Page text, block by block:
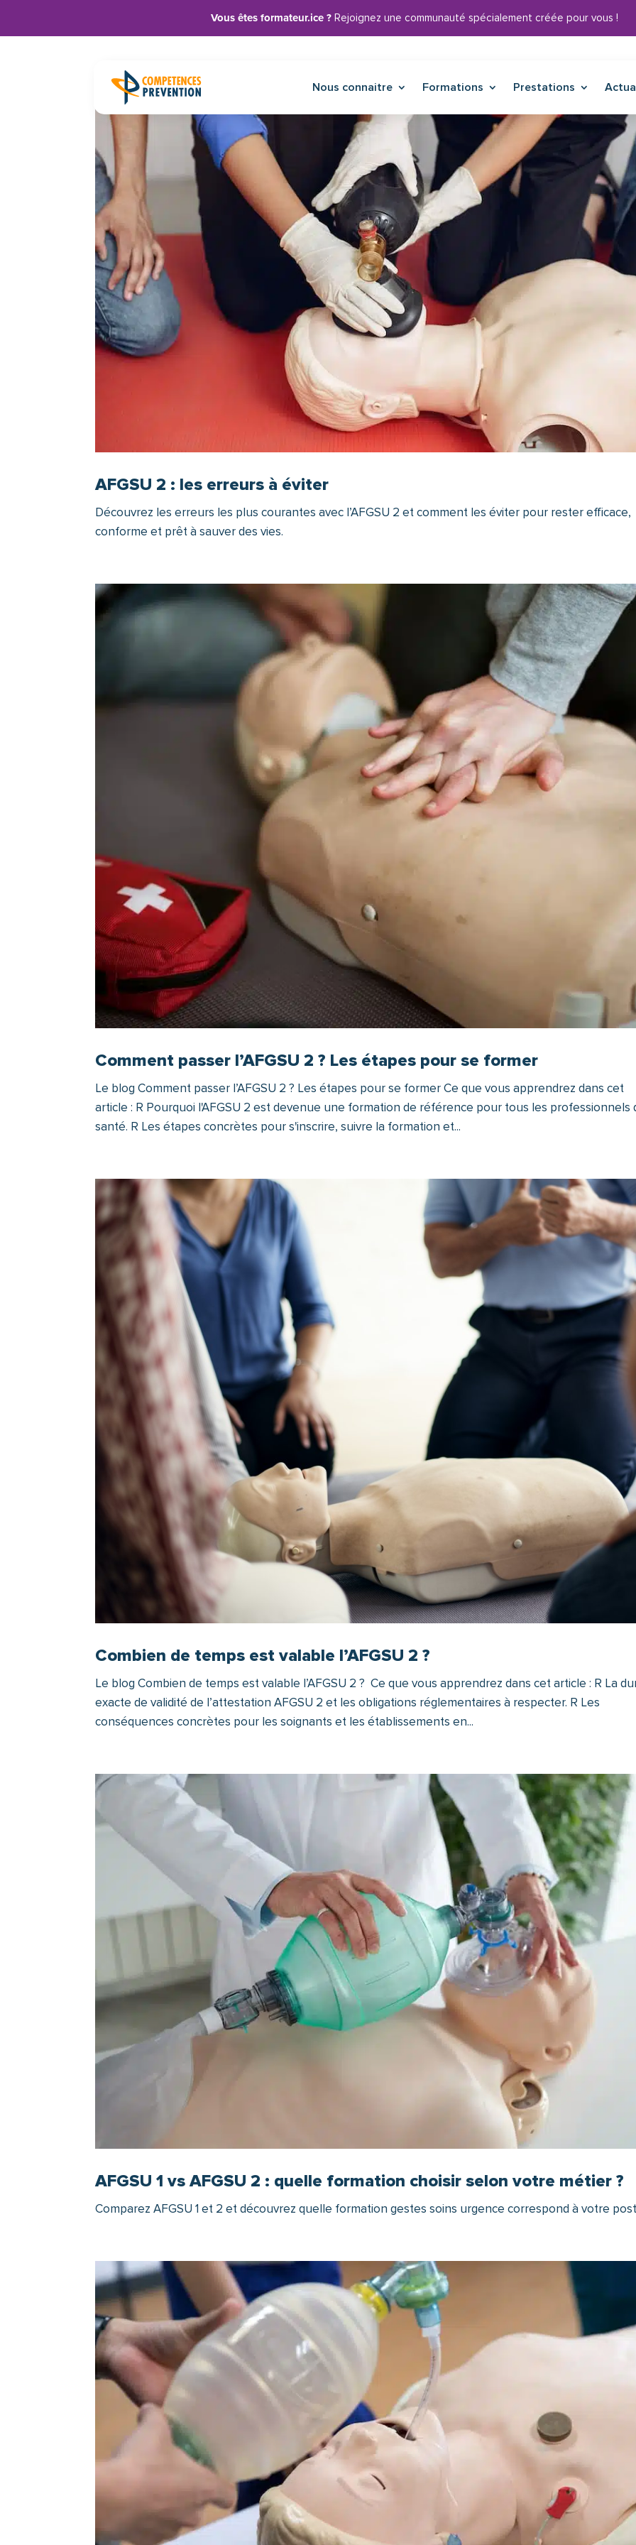
Vous êtes formateur.ice ?Rejoignez une communauté spécialement créée pour vous !
Nous connaitre Formations Prestations
AFGSU 2 : les erreurs à éviter
Découvrez les erreurs les plus courantes avec l’AFGSU 2 et comment les éviter pour rester efficace,
conforme et prêt à sauver des vies.
Comment passer l’AFGSU 2 ? Les étapes pour se former
Le blog Comment passer l’AFGSU 2 ? Les étapes pour se former Ce que vous apprendrez dans cet
article : R Pourquoi l'AFGSU 2 est devenue une formation de référence pour tous les professionnels
santé. R Les étapes concrètes pour s'inscrire, suivre la formation et...
Combien de temps est valable l’AFGSU 2 ?
Le blog Combien de temps est valable l’AFGSU 2 ? Ce que vous apprendrez dans cet article : R La
exacte de validité de l’attestation AFGSU 2 et les obligations réglementaires à respecter. R Les
conséquences concrètes pour les soignants et les établissements en...
AFGSU 1 vs AFGSU 2 : quelle formation choisir selon votre métier ?
Comparez AFGSU 1 et 2 et découvrez quelle formation gestes soins urgence correspond à votre